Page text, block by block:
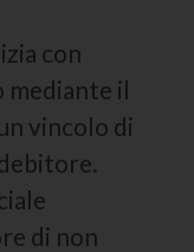
con
mediante il
vincolo di
di non